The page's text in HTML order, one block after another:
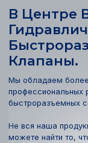
В Центре
Клапаны.
Мы обладаем
профессиональных
быстроразъемных
Не вся наша
можете найти то,